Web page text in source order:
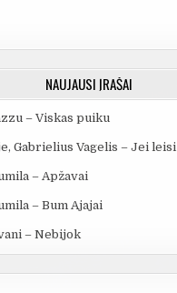
NAUJAUSI ĮRAŠAI
– Viskas puiku
Gabrielius Vagelis – Jei leisi
– Apžavai
– Bum Ajajai
– Nebijok